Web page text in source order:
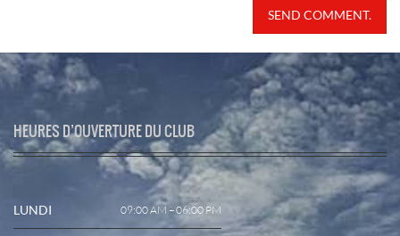
SEND COMMENT.
HEURES D’OUVERTURE DU CLUB
LUNDI 09:00 AM – 06:00 PM